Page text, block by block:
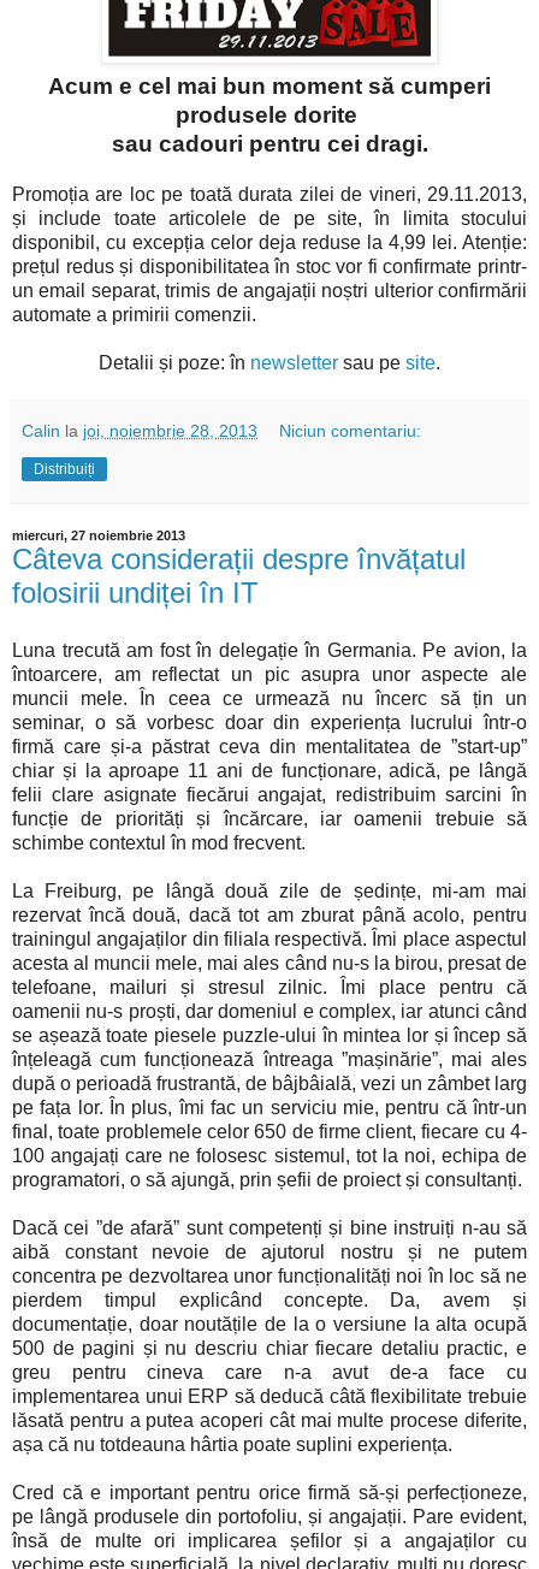
Acum e cel mai bun moment să cumperi
produsele dorite
sau cadouri pentru cei dragi.
Promoția are loc pe toată durata zilei de vineri, 29.11.2013,
și include toate articolele de pe site, în limita stocului
disponibil, cu excepția celor deja reduse la 4,99 lei. Atenție:
prețul redus și disponibilitatea în stoc vor fi confirmate printr-
un email separat, trimis de angajații noștri ulterior confirmării
automate a primirii comenzii.
Detalii și poze: în newsletter sau pe site.
Calin la joi, noiembrie 28, 2013 Niciun comentariu:
Distribuiți
miercuri, 27 noiembrie 2013
Câteva considerații despre învățatul
folosirii undiței în IT
Luna trecută am fost în delegație în Germania. Pe avion, la
întoarcere, am reflectat un pic asupra unor aspecte ale
muncii mele. În ceea ce urmează nu încerc să țin un
seminar, o să vorbesc doar din experiența lucrului într-o
firmă care și-a păstrat ceva din mentalitatea de ”start-up”
chiar și la aproape 11 ani de funcționare, adică, pe lângă
felii clare asignate fiecărui angajat, redistribuim sarcini în
funcție de priorități și încărcare, iar oamenii trebuie să
schimbe contextul în mod frecvent.
La Freiburg, pe lângă două zile de ședințe, mi-am mai
rezervat încă două, dacă tot am zburat până acolo, pentru
trainingul angajaților din filiala respectivă. Îmi place aspectul
acesta al muncii mele, mai ales când nu-s la birou, presat de
telefoane, mailuri și stresul zilnic. Îmi place pentru că
oamenii nu-s proști, dar domeniul e complex, iar atunci când
se așează toate piesele puzzle-ului în mintea lor și încep să
înțeleagă cum funcționează întreaga ”mașinărie”, mai ales
după o perioadă frustrantă, de bâjbâială, vezi un zâmbet larg
pe fața lor. În plus, îmi fac un serviciu mie, pentru că într-un
final, toate problemele celor 650 de firme client, fiecare cu 4-
100 angajați care ne folosesc sistemul, tot la noi, echipa de
programatori, o să ajungă, prin șefii de proiect și consultanți.
Dacă cei ”de afară” sunt competenți și bine instruiți n-au să
aibă constant nevoie de ajutorul nostru și ne putem
concentra pe dezvoltarea unor funcționalități noi în loc să ne
pierdem timpul explicând concepte. Da, avem și
documentație, doar noutățile de la o versiune la alta ocupă
500 de pagini și nu descriu chiar fiecare detaliu practic, e
greu pentru cineva care n-a avut de-a face cu
implementarea unui ERP să deducă câtă flexibilitate trebuie
lăsată pentru a putea acoperi cât mai multe procese diferite,
așa că nu totdeauna hârtia poate suplini experiența.
Cred că e important pentru orice firmă să-și perfecționeze,
pe lângă produsele din portofoliu, și angajații. Pare evident,
însă de multe ori implicarea șefilor și a angajaților cu
vechime este superficială, la nivel declarativ, mulți nu doresc